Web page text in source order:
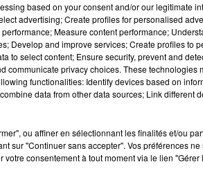
les gendarmes de la
le groupement de
pratiqués des contrôles pour lutter
la vitesse":
based on your consent and/or our legitimate
advertising; Create profiles for personalised
Measure content performance;
Develop and improve services; Create profiles to
to select content; Ensure security, prevent and
communicate privacy choices. These technologies
functionalities: Identify devices based on
data from other data sources; Link different
ou affiner en sélectionnant les finalités et/ou
sur "Continuer sans accepter". Vos préférences
consentement à tout moment via le lien